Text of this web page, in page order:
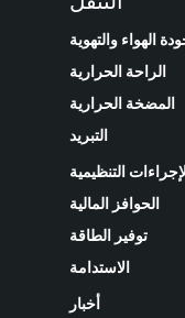
والتهوية
الحرارية
الحرارية
التنظيمية
المالية
توفير الطاقة
الاستدامة